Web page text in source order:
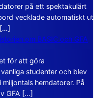
på ett spektakulärt
vecklade automatiskt ut
[…]
om BASIC och GFA
för att göra
studenter och blev
hemdatorer. På
GFA […]